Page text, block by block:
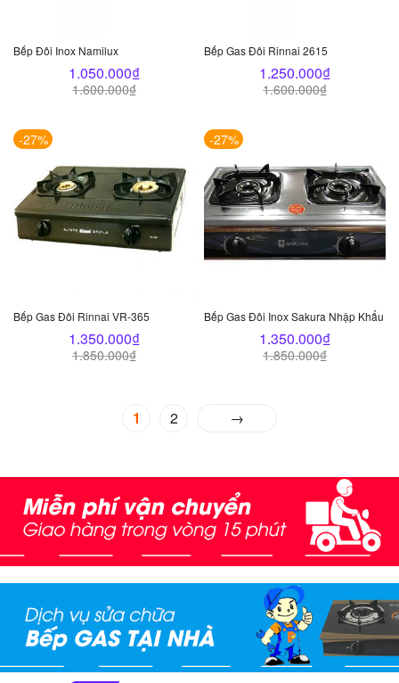
Bếp Đôi Inox Namilux
1.600.000₫
1.050.000₫
Bếp Gas Đôi Rinnai 2615
1.600.000₫
1.250.000₫
-27%
Bếp Gas Đôi Rinnai VR-365
1.850.000₫
1.350.000₫
-27%
Bếp Gas Đôi Inox Sakura Nhập Khẩu
1.850.000₫
1.350.000₫
1 2 →